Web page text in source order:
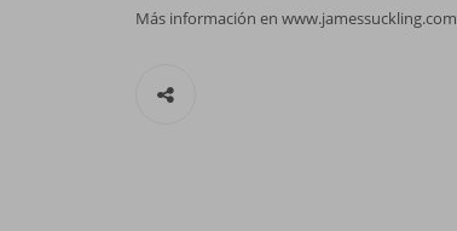
Más información en www.jamessuckling.com